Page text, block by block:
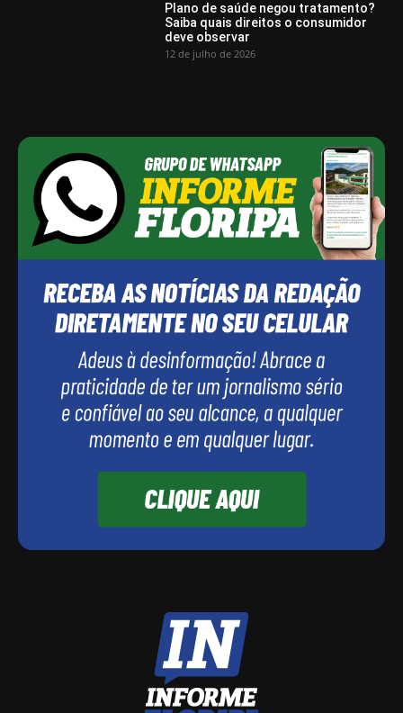
Plano de saúde negou tratamento?
Saiba quais direitos o consumidor
deve observar
12 de julho de 2026